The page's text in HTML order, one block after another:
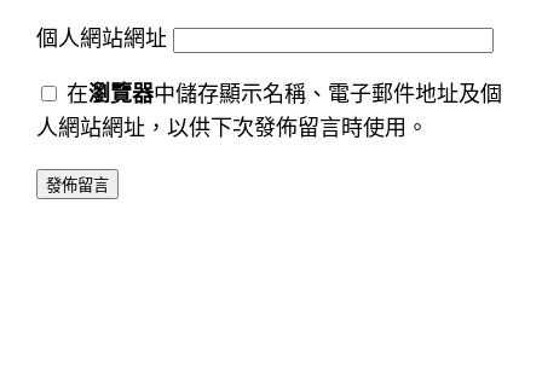
個人網站網址
在瀏覽器中儲存顯示名稱、電子郵件地址及個
人網站網址，以供下次發佈留言時使用。